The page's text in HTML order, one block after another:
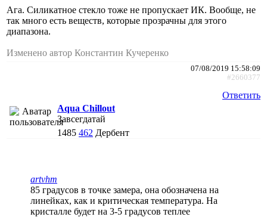
Ага. Силикатное стекло тоже не пропускает ИК. Вообще, не
так много есть веществ, которые прозрачны для этого
диапазона.
Изменено автор Константин Кучеренко
07/08/2019 15:58:09
#2660377
Ответить
Aqua Chillout
Завсегдатай
1485 462 Дербент
artvhm
85 градусов в точке замера, она обозначена на
линейках, как и критическая температура. На
кристалле будет на 3-5 градусов теплее